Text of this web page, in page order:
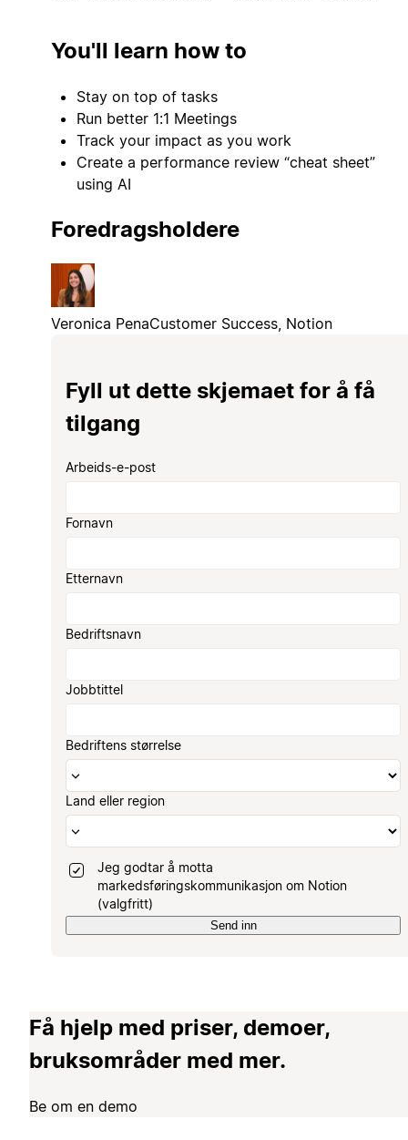
You'll learn how to
Stay on top of tasks
Run better 1:1 Meetings
Track your impact as you work
Create a performance review “cheat sheet”
using AI
Foredragsholdere
Veronica PenaCustomer Success, Notion
Fyll ut dette skjemaet for å få
tilgang
Arbeids-e-post
Fornavn
Etternavn
Bedriftsnavn
Jobbtittel
Bedriftens størrelse
Land eller region
Jeg godtar å motta
markedsføringskommunikasjon om Notion
(valgfritt)
Send inn
Få hjelp med priser, demoer,
bruksområder med mer.
Be om en demo